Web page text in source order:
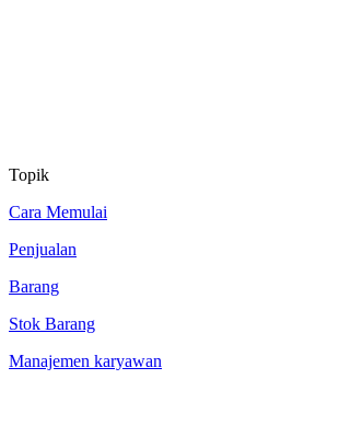
Topik
Cara Memulai
Penjualan
Barang
Stok Barang
Manajemen karyawan